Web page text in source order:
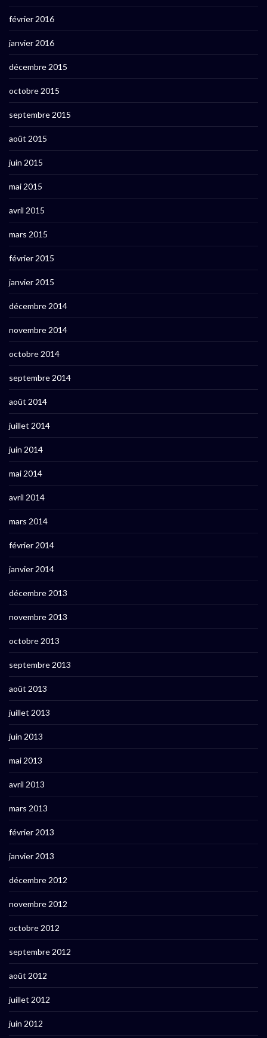
février 2016
janvier 2016
décembre 2015
octobre 2015
septembre 2015
août 2015
juin 2015
mai 2015
avril 2015
mars 2015
février 2015
janvier 2015
décembre 2014
novembre 2014
octobre 2014
septembre 2014
août 2014
juillet 2014
juin 2014
mai 2014
avril 2014
mars 2014
février 2014
janvier 2014
décembre 2013
novembre 2013
octobre 2013
septembre 2013
août 2013
juillet 2013
juin 2013
mai 2013
avril 2013
mars 2013
février 2013
janvier 2013
décembre 2012
novembre 2012
octobre 2012
septembre 2012
août 2012
juillet 2012
juin 2012